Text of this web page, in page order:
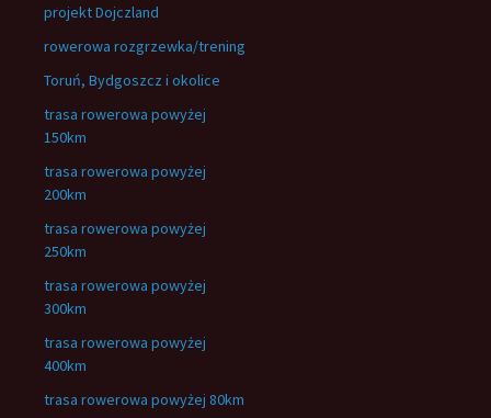
projekt Dojczland
rowerowa rozgrzewka/trening
Toruń, Bydgoszcz i okolice
trasa rowerowa powyżej
150km
trasa rowerowa powyżej
200km
trasa rowerowa powyżej
250km
trasa rowerowa powyżej
300km
trasa rowerowa powyżej
400km
trasa rowerowa powyżej 80km